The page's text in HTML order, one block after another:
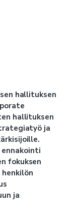
hallituksen
hallituksen
ja
fokuksen
ja